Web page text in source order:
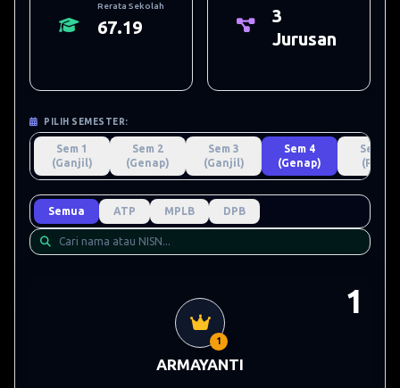
Rerata Sekolah
67.19
3
Jurusan
PILIH SEMESTER:
Sem 1
(Ganjil)
Sem 2
(Genap)
Sem 3
(Ganjil)
Sem 4
(Genap)
Sem 5
(PKL)
Semua ATP MPLB DPB
1
1
ARMAYANTI